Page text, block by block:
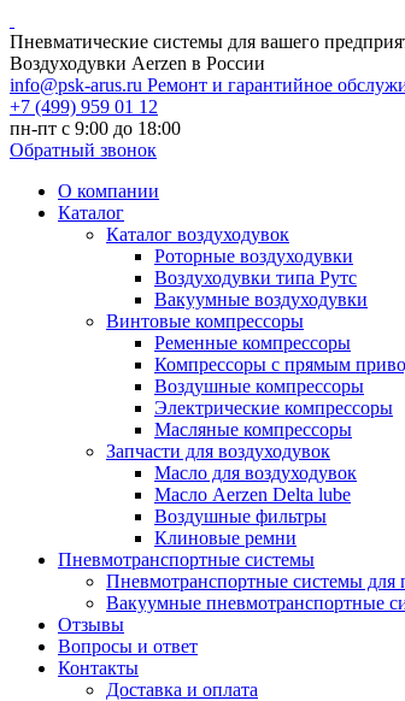
Пневматические системы для вашего
Воздуходувки Aerzen в России
info@psk-arus.ru Ремонт и гарантийное
+7 (499) 959 01 12
пн-пт с 9:00 до 18:00
Обратный звонок
О компании
Каталог
Каталог воздуходувок
Роторные воздуходувки
Воздуходувки типа Рутс
Вакуумные воздуходувки
Винтовые компрессоры
Ременные компрессоры
Компрессоры с прямым
Воздушные компрессоры
Электрические компрессоры
Масляные компрессоры
Запчасти для воздуходувок
Масло для воздуходувок
Масло Aerzen Delta lube
Воздушные фильтры
Клиновые ремни
Пневмотранспортные системы
Пневмотранспортные системы
Вакуумные пневмотранспортные
Отзывы
Вопросы и ответ
Контакты
Доставка и оплата